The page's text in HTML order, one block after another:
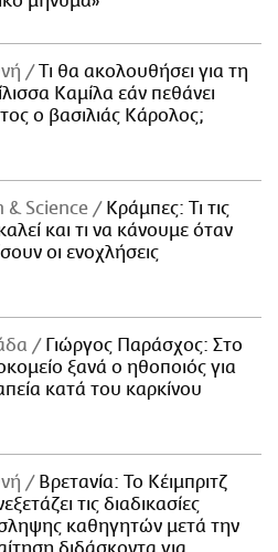
Τι θα ακολουθήσει για τη
Καμίλα εάν πεθάνει
ο βασιλιάς Κάρολος;
& Science
Κράμπες: Τι τις
και τι να κάνουμε όταν
οι ενοχλήσεις
Γιώργος Παράσχος: Στο
ξανά ο ηθοποιός για
κατά του καρκίνου
Βρετανία: Το Κέιμπριτζ
τις διαδικασίες
καθηγητών μετά την